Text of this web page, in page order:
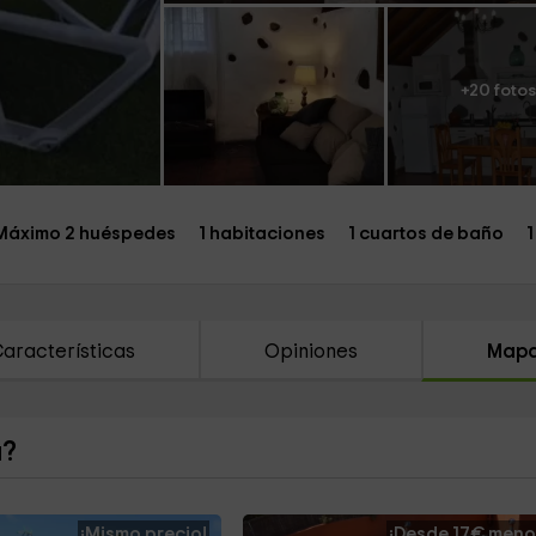
+20 fotos
2 huéspedes 1 habitaciones 1 cuartos de baño
Opiniones